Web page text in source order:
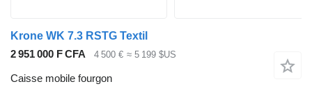
Krone WK 7.3 RSTG Textil
2 951 000 F CFA
4 500 € ≈ 5 199 $US
Caisse mobile fourgon